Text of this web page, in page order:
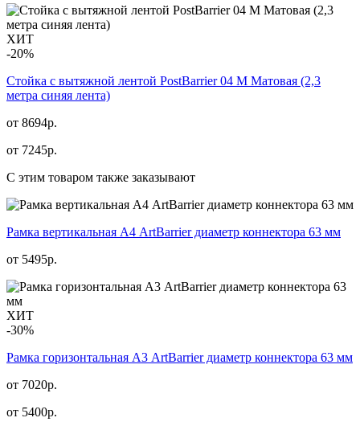
ХИТ
-20%
Стойка с вытяжной лентой PostBarrier 04 M Матовая (2,3
метра синяя лента)
от 8694р.
от 7245р.
С этим товаром также заказывают
Рамка вертикальная А4 ArtBarrier диаметр коннектора 63 мм
от 5495р.
ХИТ
-30%
Рамка горизонтальная А3 ArtBarrier диаметр коннектора 63 мм
от 7020р.
от 5400р.